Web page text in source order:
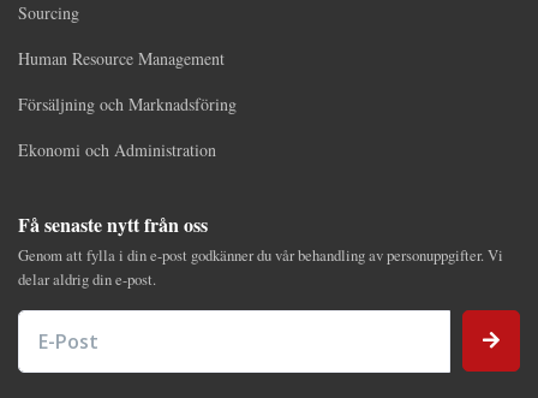
Sourcing
Human Resource Management
Försäljning och Marknadsföring
Ekonomi och Administration
Få senaste nytt från oss
Genom att fylla i din e-post godkänner du vår behandling av personuppgifter. Vi
delar aldrig din e-post.